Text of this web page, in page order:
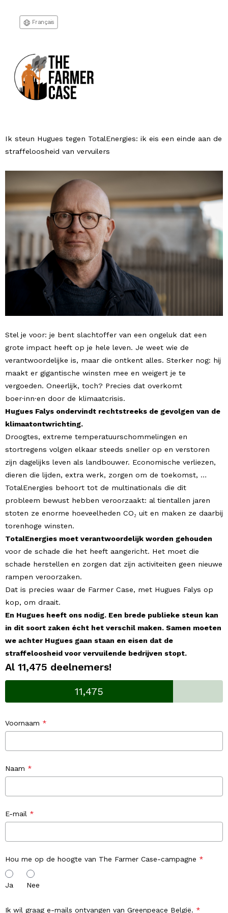
Français
Ik steun Hugues tegen TotalEnergies: ik eis een einde aan de
straffeloosheid van vervuilers
Stel je voor: je bent slachtoffer van een ongeluk dat een
grote impact heeft op je hele leven. Je weet wie de
verantwoordelijke is, maar die ontkent alles. Sterker nog: hij
maakt er gigantische winsten mee en weigert je te
vergoeden. Oneerlijk, toch? Precies dat overkomt
boer·inn·en door de klimaatcrisis.
Hugues Falys ondervindt rechtstreeks de gevolgen van de
klimaatontwrichting.
Droogtes, extreme temperatuurschommelingen en
stortregens volgen elkaar steeds sneller op en verstoren
zijn dagelijks leven als landbouwer. Economische verliezen,
dieren die lijden, extra werk, zorgen om de toekomst, …
TotalEnergies behoort tot de multinationals die dit
probleem bewust hebben veroorzaakt: al tientallen jaren
stoten ze enorme hoeveelheden CO₂ uit en maken ze daarbij
torenhoge winsten.
TotalEnergies moet verantwoordelijk worden gehouden
voor de schade die het heeft aangericht. Het moet die
schade herstellen en zorgen dat zijn activiteiten geen nieuwe
rampen veroorzaken.
Dat is precies waar de Farmer Case, met Hugues Falys op
kop, om draait.
En Hugues heeft ons nodig. Een brede publieke steun kan
in dit soort zaken écht het verschil maken. Samen moeten
we achter Hugues gaan staan en eisen dat de
straffeloosheid voor vervuilende bedrijven stopt.
Al 11,475 deelnemers!
11,475
Voornaam
Naam
E-mail
Hou me op de hoogte van The Farmer Case-campagne
Ja Nee
Ik wil graag e-mails ontvangen van Greenpeace België.